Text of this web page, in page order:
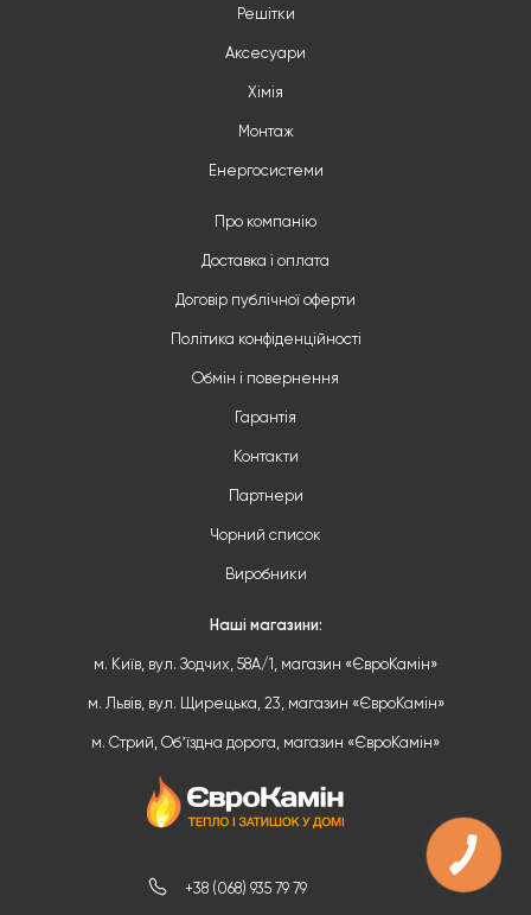
+38 (068) 935 79 79
Решітки
Аксесуари
Хімія
Монтаж
Енергосистеми
Про компанію
Доставка і оплата
Договір публічної оферти
Політика конфіденційності
Обмін і повернення
Гарантія
Контакти
Партнери
Чорний список
Виробники
Наші магазини:
м. Київ, вул. Зодчих, 58А/1, магазин «ЄвроКамін»
м. Львів, вул. Щирецька, 23, магазин «ЄвроКамін»
м. Стрий, Обʼїздна дорога, магазин «ЄвроКамін»
КНОПКА
ЗВ'ЯЗКУ